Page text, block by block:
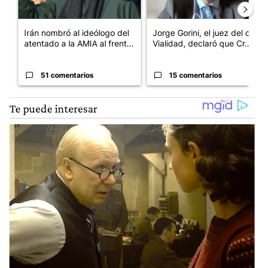
Irán nombró al ideólogo del
atentado a la AMIA al frent...
51 comentarios
Jorge Gorini, el juez del caso
Vialidad, declaró que Cr...
15 comentarios